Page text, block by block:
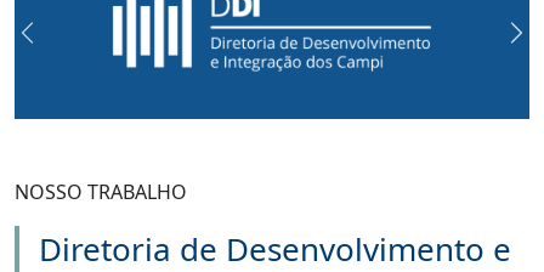
Previous
NOSSO TRABALHO
Diretoria de Desenvolvimento e